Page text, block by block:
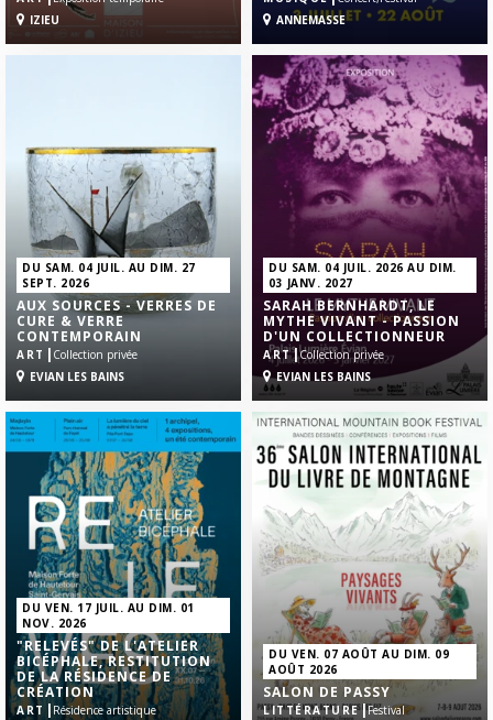
IZIEU
ANNEMASSE
DU SAM. 04 JUIL. AU DIM. 27
SEPT. 2026
AUX SOURCES - VERRES DE
CURE & VERRE
CONTEMPORAIN
ART | Collection privée
EVIAN LES BAINS
DU SAM. 04 JUIL. 2026 AU DIM.
03 JANV. 2027
SARAH BERNHARDT, LE
MYTHE VIVANT - PASSION
D'UN COLLECTIONNEUR
ART|Collection privée
EVIAN LES BAINS
DU VEN. 17 JUIL. AU DIM. 01
NOV. 2026
"RELEVÉS" DE L'ATELIER
BICÉPHALE, RESTITUTION
DE LA RÉSIDENCE DE
CRÉATION
ART | Résidence artistique
DU VEN. 07 AOÛT AU DIM. 09
AOÛT 2026
SALON DE PASSY
LITTÉRATURE|Festival